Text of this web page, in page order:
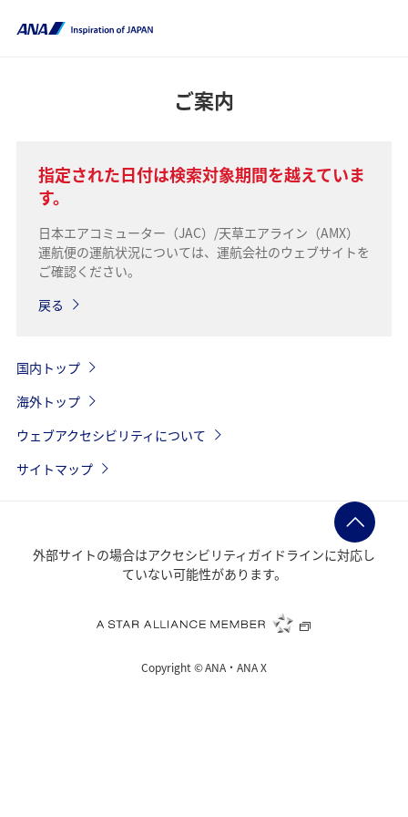
ご案内
指定された日付は検索対象期間を越えていま
す。
日本エアコミューター（JAC）/天草エアライン（AMX）
運航便の運航状況については、運航会社のウェブサイトを
ご確認ください。
戻る
国内トップ
海外トップ
ウェブアクセシビリティについて
サイトマップ
外部サイトの場合はアクセシビリティガイドラインに対応し
ていない可能性があります。
Copyright ©ANA・ANA X